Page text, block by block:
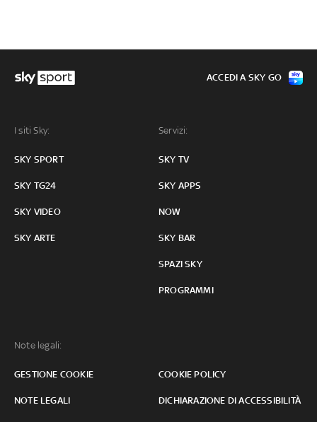
I siti Sky:
SKY SPORT
SKY TG24
SKY VIDEO
SKY ARTE
Servizi:
SKY TV
SKY APPS
NOW
SKY BAR
SPAZI SKY
PROGRAMMI
Note legali:
GESTIONE COOKIE COOKIE POLICY
NOTE LEGALI DICHIARAZIONE DI ACCESSIBILITÀ
ACCEDI A SKY GO